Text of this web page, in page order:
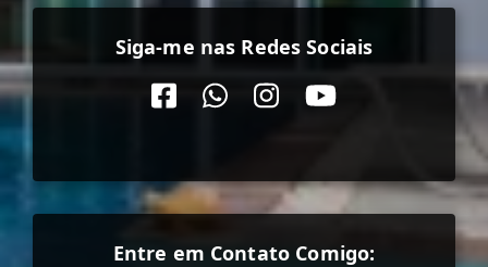
Siga-me nas Redes Sociais
Entre em Contato Comigo: